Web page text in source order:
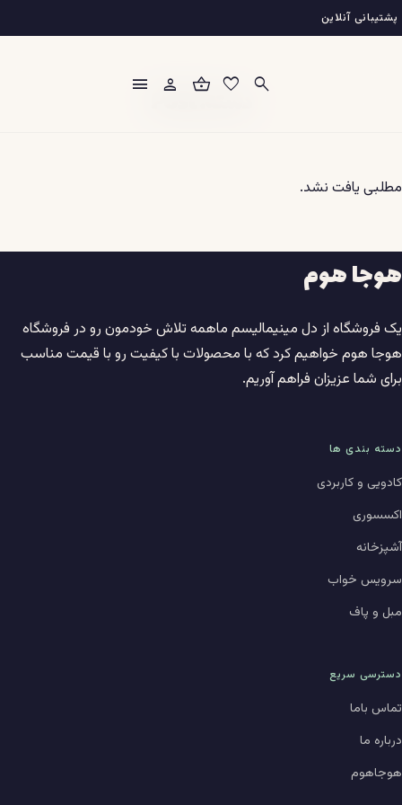
رفتن
به
آنلاین
search
favorite
shopping_basket
person
menu
دسته:Post
مطلبی یافت نشد.
هوجا هوم
یک فروشگاه از دل مینیمالیسم ماهمه تلاش خودمون رو در فروشگاه
هوجا هوم خواهیم کرد که با محصولات با کیفیت رو با قیمت مناسب
برای شما عزیزان فراهم آوریم.
دسته بندی ها
کادویی و کاربردی
اکسسوری
آشپزخانه
سرویس خواب
مبل و پاف
دسترسی سریع
تماس باما
درباره ما
هوجاهوم